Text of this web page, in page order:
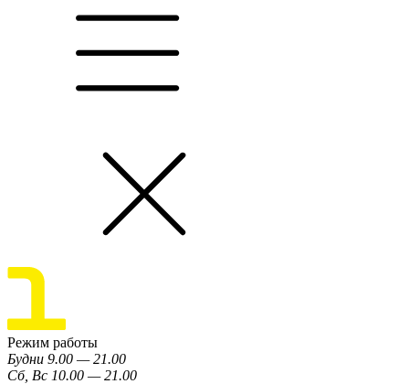
Режим работы
Будни 9.00 — 21.00
Сб, Вс 10.00 — 21.00